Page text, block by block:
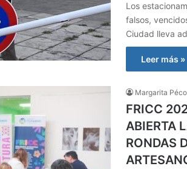
Los
falsos,
Ciudad lleva
Leer más »
Margarita
FRICC
ABIERTA
RONDAS